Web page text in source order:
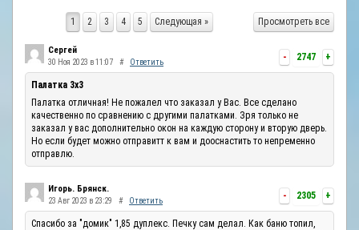
Просмотреть все
1 2 3 4 5 Следующая »
- 2747 +
Сергей
30 Ноя 2023 в 11:07 # Ответить
Палатка 3х3
Палатка отличная! Не пожалел что заказал у Вас. Все сделано
качественно по сравнению с другими палатками. Зря только не
заказал у вас дополнительно окон на каждую сторону и вторую дверь.
Но если будет можно отправитт к вам и дооснастить то непременно
отправлю.
- 2305 +
Игорь. Брянск.
23 Авг 2023 в 23:29 # Ответить
Спасибо за "домик" 1,85 дуплекс. Печку сам делал. Как баню топил,